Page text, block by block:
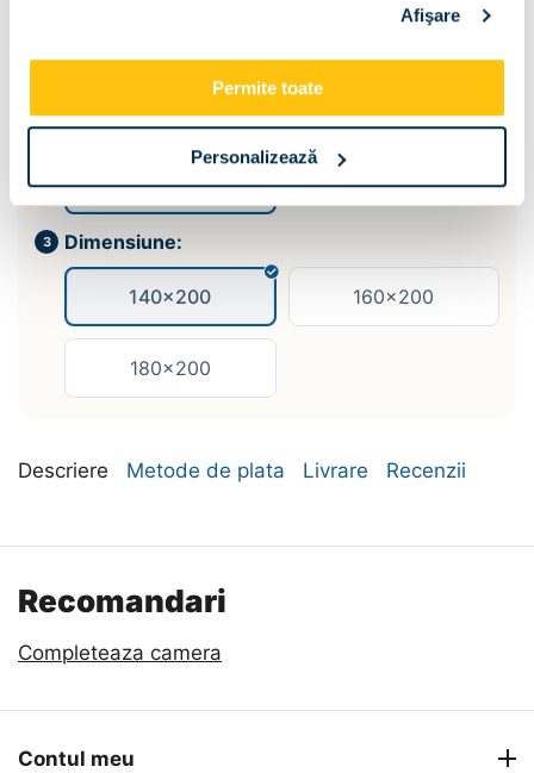
Afişare
Permite toate
Personalizează
Suport saltea:
Somiera si lada pat
Dimensiune:
140x200 160x200
180x200
Descriere Metode de plata Livrare Recenzii
Recomandari
Completeaza camera
Contul meu